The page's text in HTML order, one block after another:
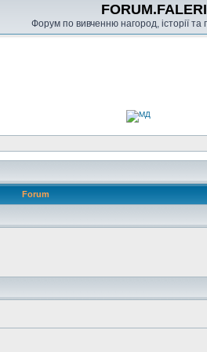
Форум по вивченню нагород, історії та
Forum